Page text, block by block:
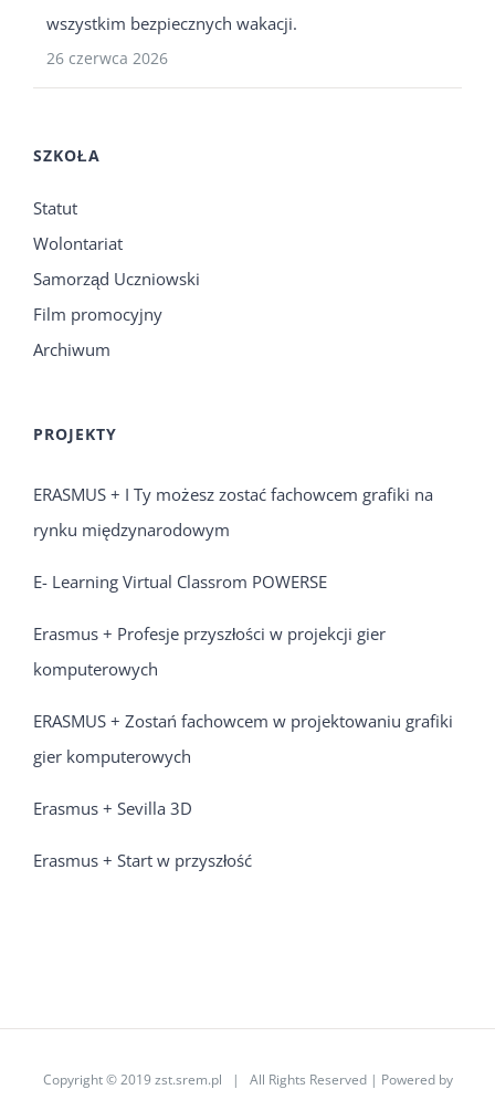
wszystkim bezpiecznych wakacji.
26 czerwca 2026
SZKOŁA
Statut
Wolontariat
Samorząd Uczniowski
Film promocyjny
Archiwum
PROJEKTY
ERASMUS + I Ty możesz zostać fachowcem grafiki na
rynku międzynarodowym
E- Learning Virtual Classrom POWERSE
Erasmus + Profesje przyszłości w projekcji gier
komputerowych
ERASMUS + Zostań fachowcem w projektowaniu grafiki
gier komputerowych
Erasmus + Sevilla 3D
Erasmus + Start w przyszłość
Copyright © 2019 zst.srem.pl | All Rights Reserved | Powered by